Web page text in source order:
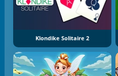
Klondike Solitaire 2